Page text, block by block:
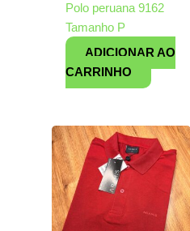
Polo peruana 9162
Tamanho P
ADICIONAR AO
CARRINHO